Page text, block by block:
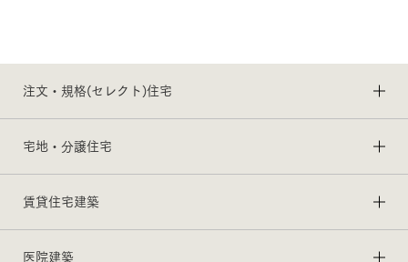
注文・規格(セレクト)住宅
宅地・分譲住宅
賃貸住宅建築
医院建築